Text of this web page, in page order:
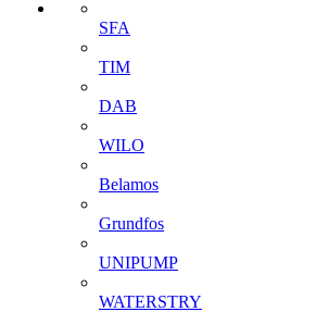
SFA
TIM
DAB
WILO
Belamos
Grundfos
UNIPUMP
WATERSTRY